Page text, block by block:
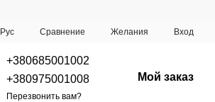
Рус Сравнение Желания Вход
+380685001002
+380975001008
Перезвонить вам?
Мой заказ